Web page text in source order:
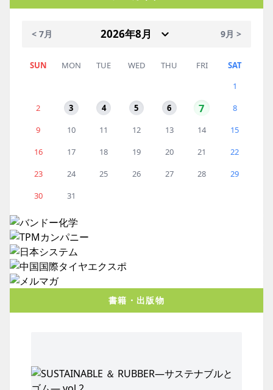
< 7月 9月 >
SUN MON TUE WED THU FRI
SAT
1
2
3 4 5 6 7
8
9
10 11 12 13 14
15
16
17 18 19 20 21
22
23
24 25 26 27 28
29
30
31
書籍・出版物